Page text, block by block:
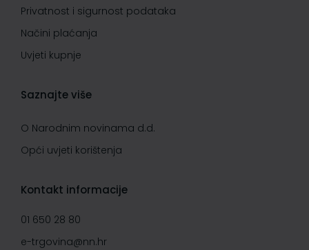
Privatnost i sigurnost podataka
Načini plaćanja
Uvjeti kupnje
Saznajte više
O Narodnim novinama d.d.
Opći uvjeti korištenja
Kontakt informacije
01 650 28 80
e-trgovina@nn.hr